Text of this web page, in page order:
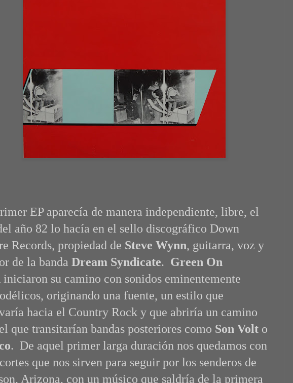
EP aparecía de manera independiente, libre, el
año 82 lo hacía en el sello discográfico Down
Records, propiedad de Steve Wynn, guitarra, voz y
de la banda Dream Syndicate. Green On
iniciaron su camino con sonidos eminentemente
originando una fuente, un estilo que
hacia el Country Rock y que abriría un camino
que transitarían bandas posteriores como Son Volt o
. De aquel primer larga duración nos quedamos con
que nos sirven para seguir por los senderos de
Arizona, con un músico que saldría de la primera